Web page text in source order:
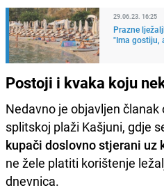
29.06.23. 16:25
Prazne
"Ima gostiju,
Postoji i kvaka koju
Nedavno je objavljen
splitskoj plaži Kašjuni, gdje
kupači doslovno stjerani uz
ne žele platiti korištenje
dnevnica.